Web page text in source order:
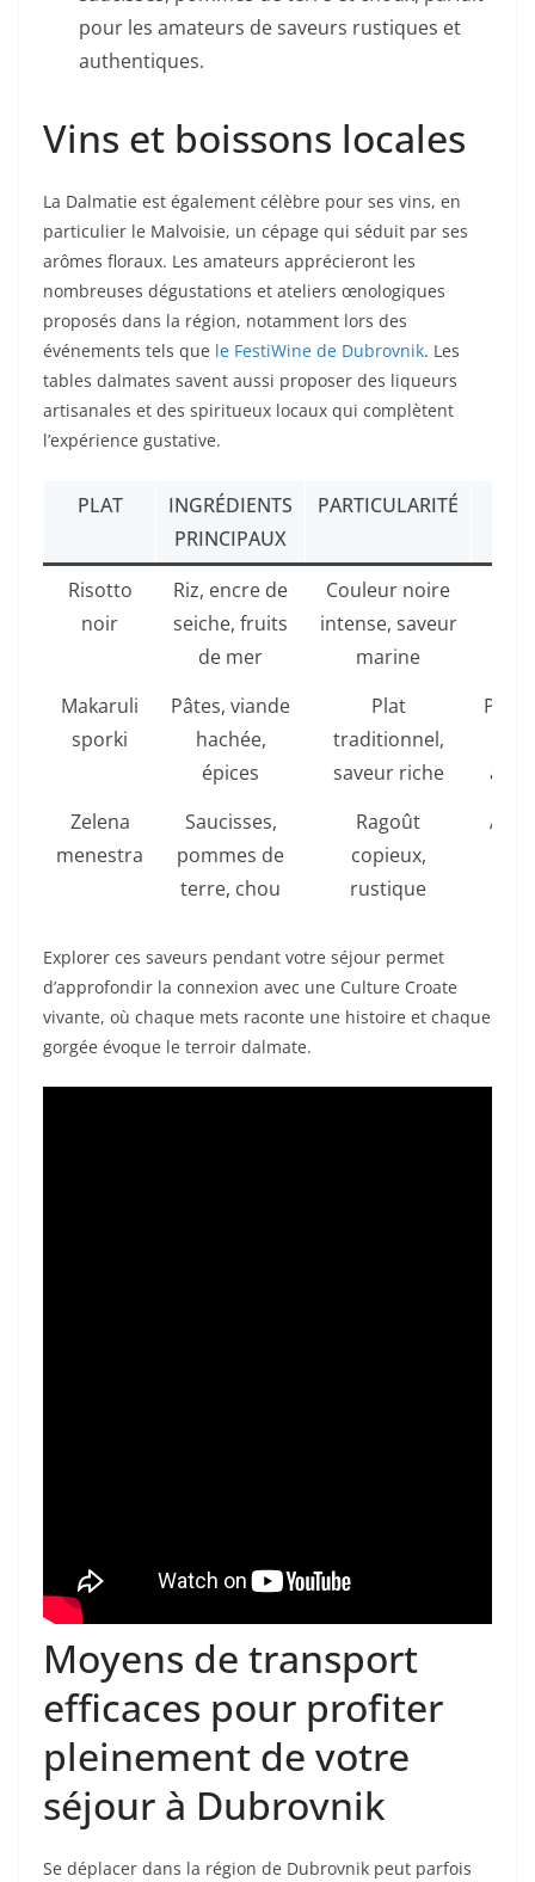
pour les amateurs de saveurs rustiques et
authentiques.
Vins et boissons locales
La Dalmatie est également célèbre pour ses vins, en
particulier le Malvoisie, un cépage qui séduit par ses
arômes floraux. Les amateurs apprécieront les
nombreuses dégustations et ateliers œnologiques
proposés dans la région, notamment lors des
événements tels que le FestiWine de Dubrovnik. Les
tables dalmates savent aussi proposer des liqueurs
artisanales et des spiritueux locaux qui complètent
l’expérience gustative.
PLAT
INGRÉDIENTS
PRINCIPAUX
PARTICULARITÉ
Risotto
noir
Riz, encre de
seiche, fruits
de mer
Couleur noire
intense, saveur
marine
Makaruli
sporki
Pâtes, viande
hachée,
épices
Plat
traditionnel,
saveur riche
Zelena
menestra
Saucisses,
pommes de
terre, chou
Ragoût
copieux,
rustique
Explorer ces saveurs pendant votre séjour permet
d’approfondir la connexion avec une Culture Croate
vivante, où chaque mets raconte une histoire et chaque
gorgée évoque le terroir dalmate.
Moyens de transport
efficaces pour profiter
pleinement de votre
séjour à Dubrovnik
Se déplacer dans la région de Dubrovnik peut parfois